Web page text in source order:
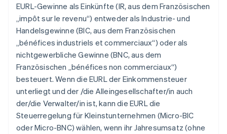
EURL-Gewinne als Einkünfte (IR, aus dem Französischen
„impôt sur le revenu“) entweder als Industrie- und
Handelsgewinne (BIC, aus dem Französischen
„bénéfices industriels et commerciaux“) oder als
nichtgewerbliche Gewinne (BNC, aus dem
Französischen „bénéfices non commerciaux“)
besteuert. Wenn die EURL der Einkommensteuer
unterliegt und der /die Alleingesellschafter/in auch
der/die Verwalter/in ist, kann die EURL die
Steuerregelung für Kleinstunternehmen (Micro-BIC
oder Micro-BNC) wählen, wenn ihr Jahresumsatz (ohne